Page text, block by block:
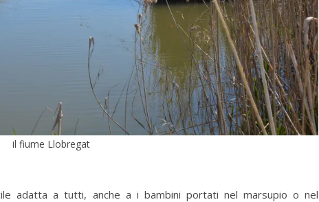
il fiume Llobregat
adatta a tutti, anche a i bambini portati nel marsupio o nel